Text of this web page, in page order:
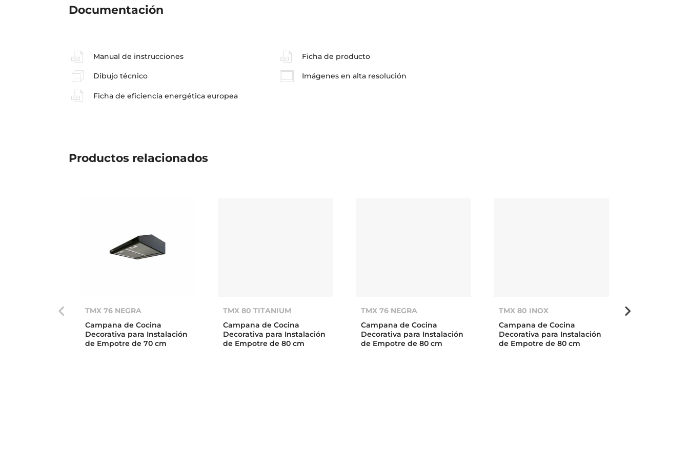
Documentación
Manual de instrucciones Ficha de producto
Dibujo técnico Imágenes en alta resolución
Ficha de eficiencia energética europea
Productos relacionados
TMX 76 NEGRA
Campana de Cocina
Decorativa para Instalación
de Empotre de 70 cm
TMX 80 TITANIUM
Campana de Cocina
Decorativa para Instalación
de Empotre de 80 cm
TMX 76 NEGRA
Campana de Cocina
Decorativa para Instalación
de Empotre de 80 cm
TMX 80 INOX
Campana de Cocina
Decorativa para Instalación
de Empotre de 80 cm